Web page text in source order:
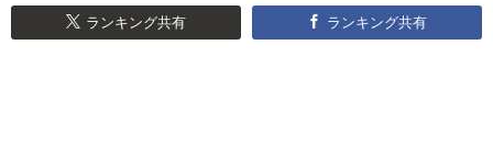
ランキング共有 ランキング共有